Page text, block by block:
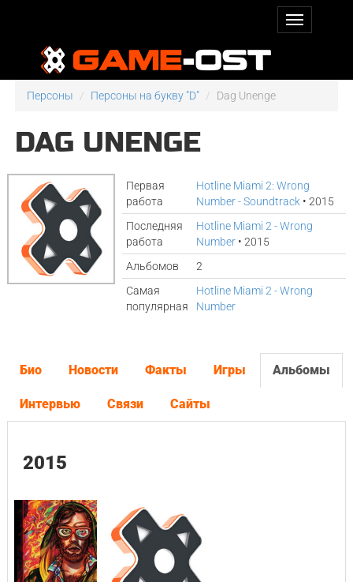
Персоны Персоны на букву "D" Dag Unenge
DAG UNENGE
Первая
работа
Hotline Miami 2: Wrong
Number - Soundtrack • 2015
Последняя
работа
Hotline Miami 2 - Wrong
Number • 2015
Альбомов
2
Самая
популярная
Hotline Miami 2 - Wrong
Number
Био Новости Факты Игры Альбомы
Интервью Связи Сайты
2015